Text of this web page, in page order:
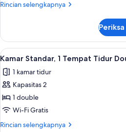
Ocean
Double,
kamar
mandi
pribadi
(1
Full
Patio
View)
Rincian selengkapnya
Rincian
Kamar
Single
Standar,
Tempat
Tidur
kamar
mandi
(1
Lihat
semua
foto
untuk
Kamar
Standar,
1
2
Kamar Standar, 1 Tempat Tidur
1 kamar tidur
Kapasitas 2
1 double
Wi-Fi Gratis
Rincian selengkapnya
Rincian